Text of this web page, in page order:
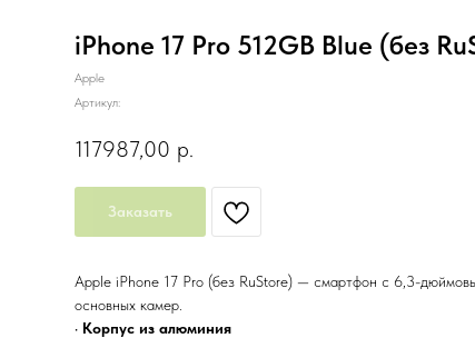
iPhone 17 Pro 512GB Blue (без
Apple
Артикул:
117987,00 р.
Заказать
Apple iPhone 17 Pro (без RuStore) — смартфон с 6,3-
основных камер.
• Корпус из алюминия